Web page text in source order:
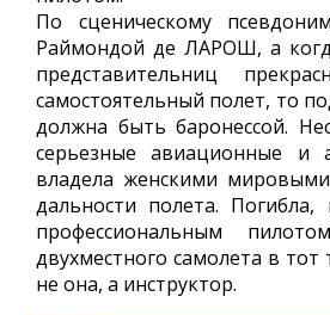
По сценическому
Раймондой де ЛАРОШ, а
представительниц
самостоятельный полет, то
должна быть баронессой.
серьезные авиационные и
владела женскими
дальности полета. Погибла,
профессиональным
двухместного самолета в тот
не она, а инструктор.